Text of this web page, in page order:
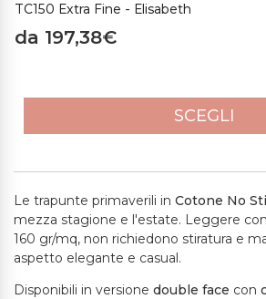
TC150 Extra Fine - Elisabeth
da 197,38€
SCEGLI
Le trapunte primaverili in Cotone No
mezza stagione e l'estate. Leggere
160 gr/mq, non richiedono stiratura e
aspetto elegante e casual.
Disponibili in versione double face con